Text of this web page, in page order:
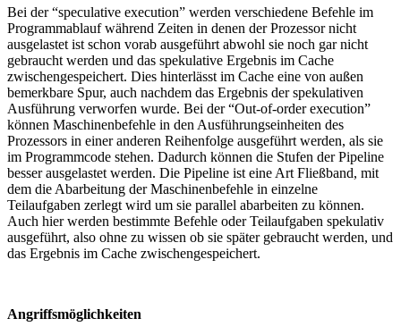
Bei der “speculative execution” werden verschiedene Befehle im
Programmablauf während Zeiten in denen der Prozessor nicht
ausgelastet ist schon vorab ausgeführt abwohl sie noch gar nicht
gebraucht werden und das spekulative Ergebnis im Cache
zwischengespeichert. Dies hinterlässt im Cache eine von außen
bemerkbare Spur, auch nachdem das Ergebnis der spekulativen
Ausführung verworfen wurde. Bei der “Out-of-order execution”
können Maschinenbefehle in den Ausführungseinheiten des
Prozessors in einer anderen Reihenfolge ausgeführt werden, als sie
im Programmcode stehen. Dadurch können die Stufen der Pipeline
besser ausgelastet werden. Die Pipeline ist eine Art Fließband, mit
dem die Abarbeitung der Maschinenbefehle in einzelne
Teilaufgaben zerlegt wird um sie parallel abarbeiten zu können.
Auch hier werden bestimmte Befehle oder Teilaufgaben spekulativ
ausgeführt, also ohne zu wissen ob sie später gebraucht werden, und
das Ergebnis im Cache zwischengespeichert.
Angriffsmöglichkeiten